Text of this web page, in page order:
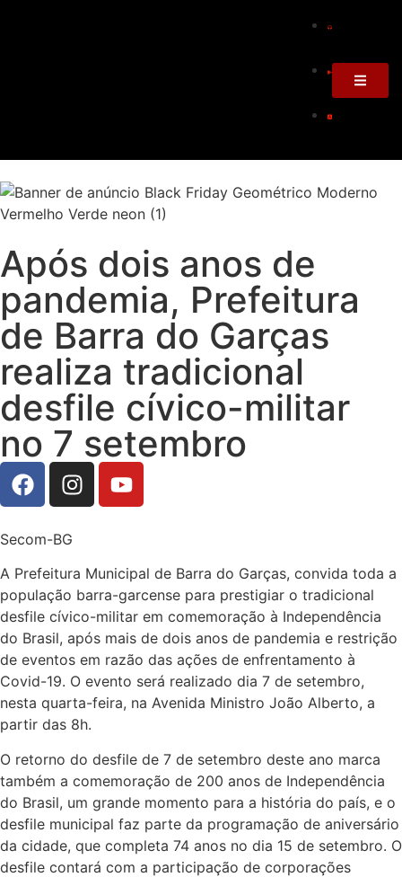
Após dois anos de
pandemia, Prefeitura
de Barra do Garças
realiza tradicional
desfile cívico-militar
no 7 setembro
Secom-BG
A Prefeitura Municipal de Barra do Garças, convida toda a
população barra-garcense para prestigiar o tradicional
desfile cívico-militar em comemoração à Independência
do Brasil, após mais de dois anos de pandemia e restrição
de eventos em razão das ações de enfrentamento à
Covid-19. O evento será realizado dia 7 de setembro,
nesta quarta-feira, na Avenida Ministro João Alberto, a
partir das 8h.
O retorno do desfile de 7 de setembro deste ano marca
também a comemoração de 200 anos de Independência
do Brasil, um grande momento para a história do país, e o
desfile municipal faz parte da programação de aniversário
da cidade, que completa 74 anos no dia 15 de setembro. O
desfile contará com a participação de corporações